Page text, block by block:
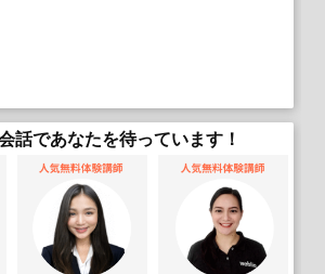
話であなたを待っています！